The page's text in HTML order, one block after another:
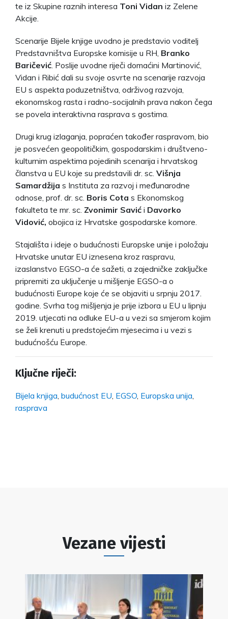
te iz Skupine raznih interesa Toni Vidan iz Zelene
Akcije.
Scenarije Bijele knjige uvodno je predstavio voditelj
Predstavništva Europske komisije u RH, Branko
Baričević . Poslije uvodne riječi domaćini Martinović,
Vidan i Ribić dali su svoje osvrte na scenarije razvoja
EU s aspekta poduzetništva, održivog razvoja,
ekonomskog rasta i radno-socijalnih prava nakon čega
se povela interaktivna rasprava s gostima.
Drugi krug izlaganja, popraćen također raspravom, bio
je posvećen geopolitičkim, gospodarskim i društveno-
kulturnim aspektima pojedinih scenarija i hrvatskog
članstva u EU koje su predstavili dr. sc. Višnja
Samardžija s Instituta za razvoj i međunarodne
odnose, prof. dr. sc. Boris Cota s Ekonomskog
fakulteta te mr. sc. Zvonimir Savić i Davorko
Vidović, obojica iz Hrvatske gospodarske komore.
Stajališta i ideje o budućnosti Europske unije i položaju
Hrvatske unutar EU iznesena kroz raspravu,
izaslanstvo EGSO-a će sažeti, a zajedničke zaključke
pripremiti za uključenje u mišljenje EGSO-a o
budućnosti Europe koje će se objaviti u srpnju 2017.
godine. Svrha tog mišljenja je prije izbora u EU u lipnju
2019. utjecati na odluke EU-a u vezi sa smjerom kojim
se želi krenuti u predstojećim mjesecima i u vezi s
budućnošću Europe.
Ključne riječi:
Bijela knjiga budućnost EU EGSO Europska unija
rasprava
Vezane vijesti